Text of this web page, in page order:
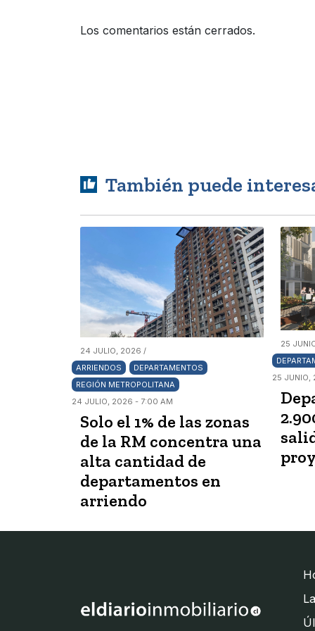
Los comentarios están cerrados.
También puede
24 JULIO, 2026 /
ARRIENDOS
DEPARTAMENTOS
REGIÓN METROPOLITANA
24 JULIO, 2026 - 7:00 AM
Solo el 1% de las zonas
de la RM concentra una
alta cantidad de
departamentos en
arriendo
25
25